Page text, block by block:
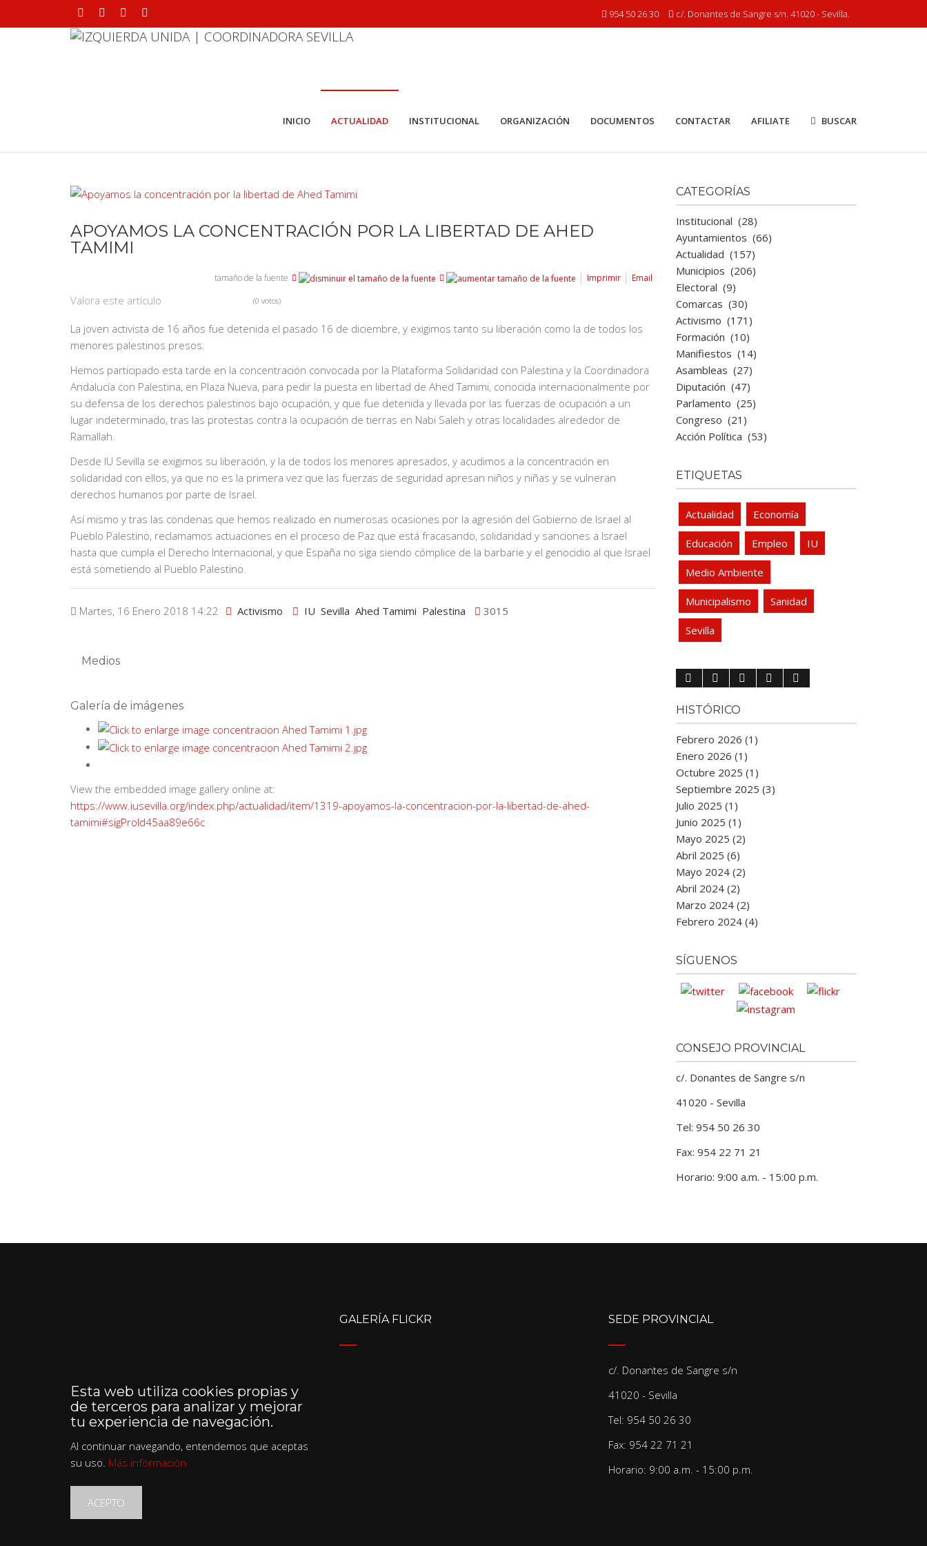
954 50 26 30 c/. Donantes de Sangre s/n. 41020 - Sevilla.
INICIO ACTUALIDAD INSTITUCIONAL ORGANIZACIÓN DOCUMENTOS CONTACTAR AFILIATE BUSCAR
APOYAMOS LA CONCENTRACIÓN POR LA LIBERTAD DE AHED
TAMIMI
tamaño de la fuente Imprimir Email
Valora este artículo (0 votos)
La joven activista de 16 años fue detenida el pasado 16 de diciembre, y exigimos tanto su liberación como la de todos los
menores palestinos presos.
Hemos participado esta tarde en la concentración convocada por la Plataforma Solidaridad con Palestina y la Coordinadora
Andalucía con Palestina, en Plaza Nueva, para pedir la puesta en libertad de Ahed Tamimi, conocida internacionalmente por
su defensa de los derechos palestinos bajo ocupación, y que fue detenida y llevada por las fuerzas de ocupación a un
lugar indeterminado, tras las protestas contra la ocupación de tierras en Nabi Saleh y otras localidades alrededor de
Ramallah.
Desde IU Sevilla se exigimos su liberación, y la de todos los menores apresados, y acudimos a la concentración en
solidaridad con ellos, ya que no es la primera vez que las fuerzas de seguridad apresan niños y niñas y se vulneran
derechos humanos por parte de Israel.
Así mismo y tras las condenas que hemos realizado en numerosas ocasiones por la agresión del Gobierno de Israel al
Pueblo Palestino, reclamamos actuaciones en el proceso de Paz que está fracasando, solidaridad y sanciones a Israel
hasta que cumpla el Derecho Internacional, y que España no siga siendo cómplice de la barbarie y el genocidio al que Israel
está sometiendo al Pueblo Palestino.
Martes, 16 Enero 2018 14:22 Activismo IU Sevilla Ahed Tamimi Palestina 3015
Medios
Galería de imágenes
View the embedded image gallery online at:
https://www.iusevilla.org/index.php/actualidad/item/1319-apoyamos-la-concentracion-por-la-libertad-de-ahed-
tamimi#sigProId45aa89e66c
CATEGORÍAS
Institucional (28)
Ayuntamientos (66)
Actualidad (157)
Municipios (206)
Electoral (9)
Comarcas (30)
Activismo (171)
Formación (10)
Manifiestos (14)
Asambleas (27)
Diputación (47)
Parlamento (25)
Congreso (21)
Acción Política (53)
ETIQUETAS
Actualidad Economía
Educación Empleo IU
Medio Ambiente
Municipalismo Sanidad
Sevilla
HISTÓRICO
Febrero 2026 (1)
Enero 2026 (1)
Octubre 2025 (1)
Septiembre 2025 (3)
Julio 2025 (1)
Junio 2025 (1)
Mayo 2025 (2)
Abril 2025 (6)
Mayo 2024 (2)
Abril 2024 (2)
Marzo 2024 (2)
Febrero 2024 (4)
SÍGUENOS
CONSEJO PROVINCIAL
c/. Donantes de Sangre s/n
41020 - Sevilla
Tel: 954 50 26 30
Fax: 954 22 71 21
Horario: 9:00 a.m. - 15:00 p.m.
Esta web utiliza cookies propias y
de terceros para analizar y mejorar
tu experiencia de navegación.
Al continuar navegando, entendemos que aceptas
su uso. Más información
ACEPTO
GALERÍA FLICKR SEDE PROVINCIAL
c/. Donantes de Sangre s/n
41020 - Sevilla
Tel: 954 50 26 30
Fax: 954 22 71 21
Horario: 9:00 a.m. - 15:00 p.m.